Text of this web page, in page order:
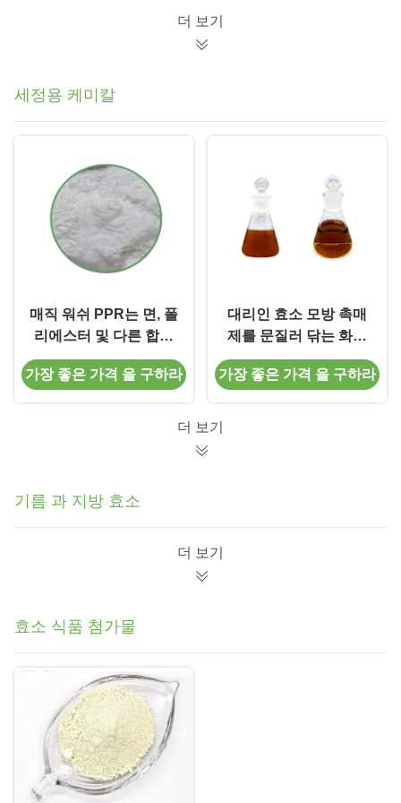
더 보기
세정용 케미칼
매직 워쉬 PPR는 면, 폴
리에스터 및 다른 합성
섬유에 인디고 염료가
재배포되는 것을 방지합
가장 좋은 가격 을 구하라
대리인 효소 모방 촉매
제를 문질러 닦는 화학
을 씻는 복합 저온
가장 좋은 가격 을 구하라
더 보기
기름 과 지방 효소
더 보기
효소 식품 첨가물